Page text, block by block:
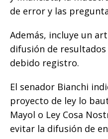
de error y las
Además, incluye un
difusión de
debido registro.
El senador Bianchi
proyecto de ley lo
Mayol o Ley Cosa
evitar la difusión de